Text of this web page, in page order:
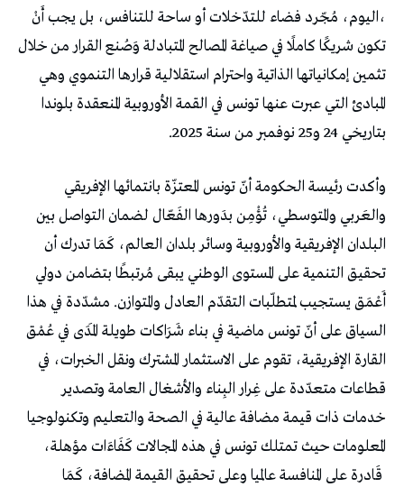
،اليوم، مُجّرد فضاء للتدّخلات أو ساحة للتنافس، بل يجب أَنْ
تكون شريكًا كاملًا في صياغة المصالح المتبادلة وَصُنع القرار من خلال
تثمين إمكانياتها الذاتية واحترام استقلالية قرارها التنموي وهي
المبادئ التي عبرت عنها تونس في القمة الأوروبية المنعقدة بلوندا
بتاريخي 24 و25 نوفمبر من سنة 2025.
وأكدت رئيسة الحكومة أنّ تونس المعتزّة بانتمائها الإفريقي
والعَربي والمتوسطي، تُؤْمِن بدَورها الفَعّال لضمان التواصل بين
البلدان الإفريقية والأوروبية وسائر بلدان العالم، كَمَا تدرك أن
تحقيق التنمية على المستوى الوطني يبقى مُرتبطًا بتضامن دولي
أَعْمَق يستجيب لمتطلّبات التقدّم العادل والمتوازن. مشدّدة في هذا
السياق على أنّ تونس ماضية في بناء شَرَاكات طويلة المَدَى في عُمْق
القارة الإفريقية، تقوم على الاستثمار المشترك ونقل الخبرات، في
قطاعات متعدّدة على غِرار البِناء والأشغال العامة وتصدير
خدمات ذات قيمة مضافة عالية في الصحة والتعليم وتكنولوجيا
المعلومات حيث تمتلك تونس في هذه المجالات كَفَاءَات مؤهلة،
قَادرة على المنافسة عالميا وعلى تحقيق القيمة المضافة، كَمَا